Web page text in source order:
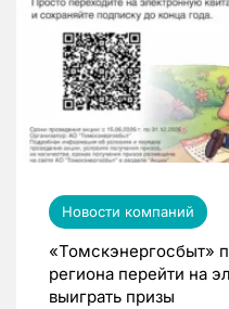
Новости компаний
«Томскэнергосбыт»
региона перейти на
выиграть призы